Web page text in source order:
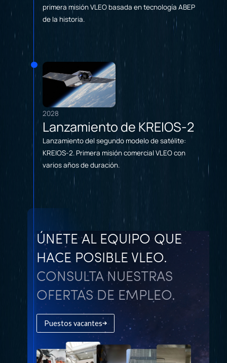
primera misión VLEO basada en tecnología ABEP
de la historia.
2028
Lanzamiento de KREIOS-2
Lanzamiento del segundo modelo de satélite:
KREIOS-2. Primera misión comercial VLEO con
varios años de duración.
ÚNETE AL EQUIPO QUE
HACE POSIBLE VLEO.
CONSULTA NUESTRAS
OFERTAS DE EMPLEO.
Puestos vacantes